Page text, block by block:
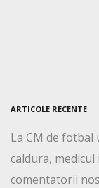
ARTICOLE RECENTE
La CM de fotbal
caldura,
comentatorii